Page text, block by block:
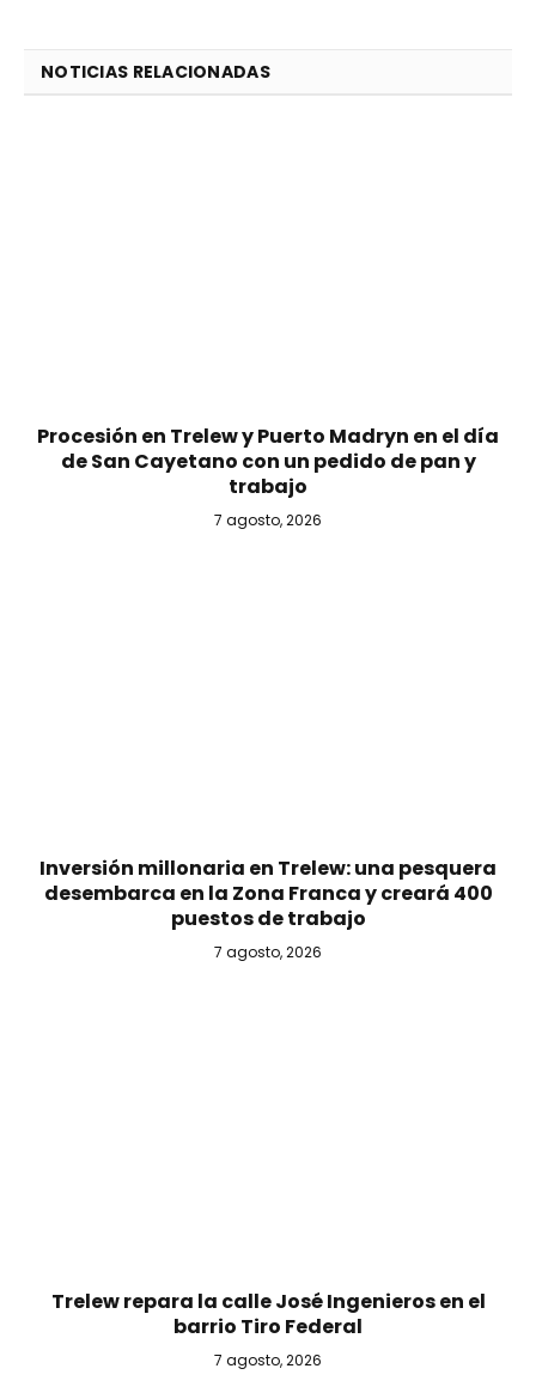
NOTICIAS RELACIONADAS
Procesión en Trelew y Puerto Madryn en el día
de San Cayetano con un pedido de pan y
trabajo
7 agosto, 2026
Inversión millonaria en Trelew: una pesquera
desembarca en la Zona Franca y creará 400
puestos de trabajo
7 agosto, 2026
Trelew repara la calle José Ingenieros en el
barrio Tiro Federal
7 agosto, 2026